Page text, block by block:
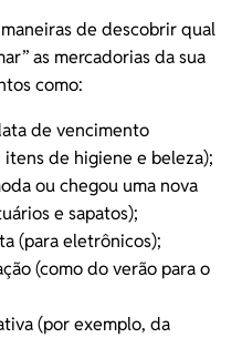
de descobrir qual
as mercadorias da sua
como:
de vencimento
de higiene e beleza);
ou chegou uma nova
e sapatos);
(para eletrônicos);
(como do verão para o
(por exemplo, da